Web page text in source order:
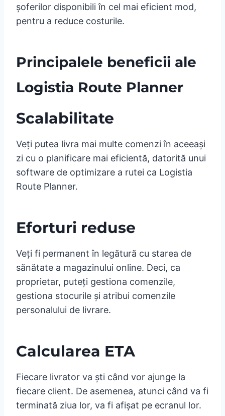
șoferilor disponibili în cel mai eficient mod,
pentru a reduce costurile.
Principalele beneficii ale
Logistia Route Planner
Scalabilitate
Veți putea livra mai multe comenzi în aceeași
zi cu o planificare mai eficientă, datorită unui
software de optimizare a rutei ca Logistia
Route Planner.
Eforturi reduse
Veți fi permanent în legătură cu starea de
sănătate a magazinului online. Deci, ca
proprietar, puteți gestiona comenzile,
gestiona stocurile și atribui comenzile
personalului de livrare.
Calcularea ETA
Fiecare livrator va ști când vor ajunge la
fiecare client. De asemenea, atunci când va fi
terminată ziua lor, va fi afișat pe ecranul lor.